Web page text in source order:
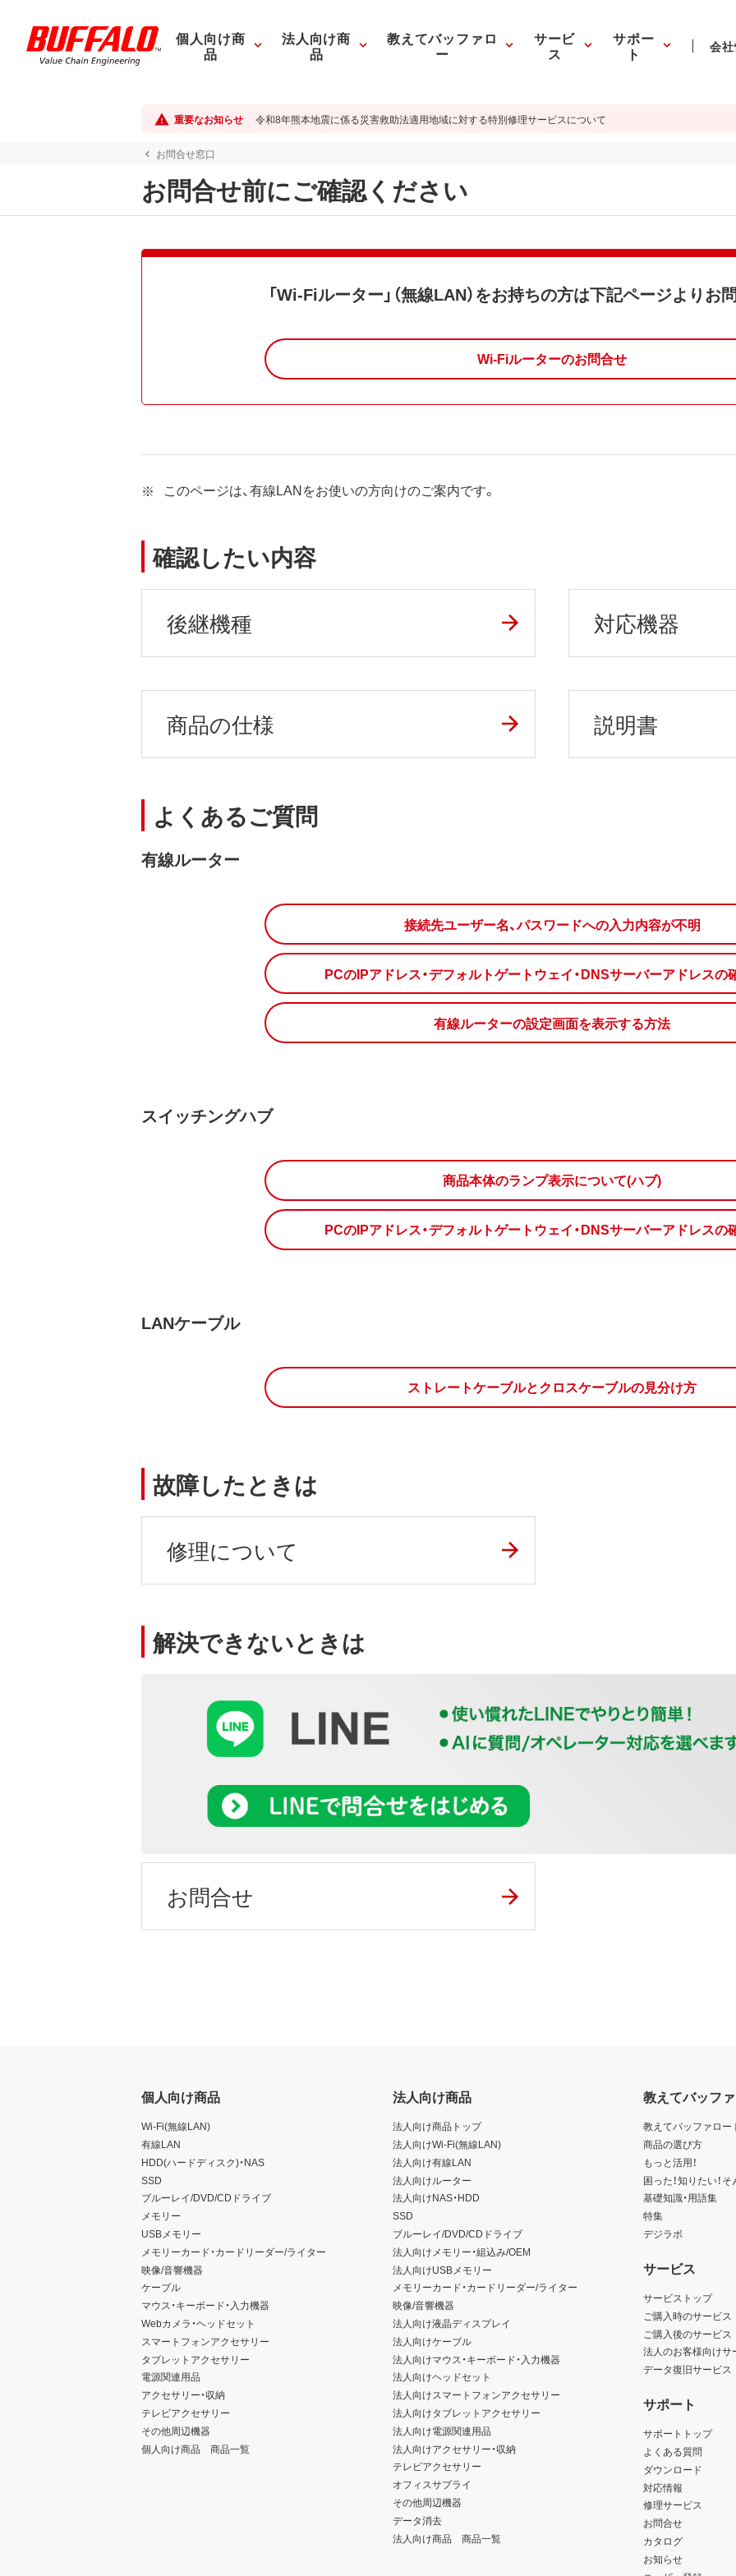
個人向け商
品
法人向け商
品
教えてバッファロ
ー
サービ
ス
サポー
ト 会
重要なお知らせ 令和8年熊本地震に係る災害救助法適用地域に対する特別修理サービスについて
お問合せ窓口
お問合せ前にご確認ください
「Wi-Fiルーター」（無線LAN）をお持ちの方は下記ページよりお
Wi-Fiルーターのお問合せ
このページは、有線LANをお使いの方向けのご案内です。
確認したい内容
後継機種 対応機器
商品の仕様 説明書
よくあるご質問
有線ルーター
接続先ユーザー名、パスワードへの入力内容が不明
PCのIPアドレス・デフォルトゲートウェイ・DNSサーバーアドレスの
有線ルーターの設定画面を表示する方法
スイッチングハブ
商品本体のランプ表示について(ハブ)
PCのIPアドレス・デフォルトゲートウェイ・DNSサーバーアドレスの
LANケーブル
ストレートケーブルとクロスケーブルの見分け方
故障したときは
修理について
解決できないときは
お問合せ
個人向け商品
Wi-Fi(無線LAN)
有線LAN
HDD(ハードディスク)・NAS
SSD
ブルーレイ/DVD/CDドライブ
メモリー
USBメモリー
メモリーカード・カードリーダー/ライター
映像/音響機器
ケーブル
マウス・キーボード・入力機器
Webカメラ・ヘッドセット
スマートフォンアクセサリー
タブレットアクセサリー
電源関連用品
アクセサリー・収納
テレビアクセサリー
その他周辺機器
個人向け商品 商品一覧
法人向け商品
法人向け商品トップ
法人向けWi-Fi(無線LAN)
法人向け有線LAN
法人向けルーター
法人向けNAS・HDD
SSD
ブルーレイ/DVD/CDドライブ
法人向けメモリー・組込み/OEM
法人向けUSBメモリー
メモリーカード・カードリーダー/ライター
映像/音響機器
法人向け液晶ディスプレイ
法人向けケーブル
法人向けマウス・キーボード・入力機器
法人向けヘッドセット
法人向けスマートフォンアクセサリー
法人向けタブレットアクセサリー
法人向け電源関連用品
法人向けアクセサリー・収納
テレビアクセサリー
オフィスサプライ
その他周辺機器
データ消去
法人向け商品 商品一覧
教えてバッフ
教えてバッファロー
商品の選び方
もっと活用！
困った！知りたい！
基礎知識・用語集
特集
デジラボ
サービス
サービストップ
ご購入時のサービス
ご購入後のサービス
法人のお客様向けサ
データ復旧サービス
サポート
サポートトップ
よくある質問
ダウンロード
対応情報
修理サービス
お問合せ
カタログ
お知らせ